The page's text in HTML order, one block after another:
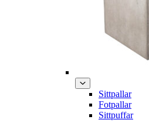
Sittpallar
Fotpallar
Sittpuffar